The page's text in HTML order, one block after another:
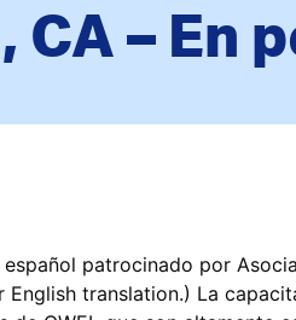
CA – En
patrocinado por
translation.) La